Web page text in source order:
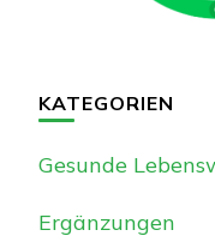
KATEGORIEN
Gesunde
Ergänzungen